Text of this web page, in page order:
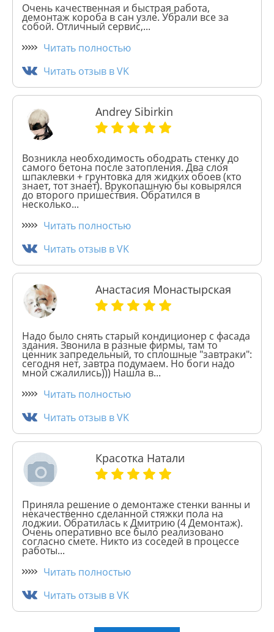
Очень качественная и быстрая работа,
демонтаж короба в сан узле. Убрали все за
собой. Отличный сервис,...
Читать полностью
Читать отзыв в VK
Andrey Sibirkin
Возникла необходимость ободрать стенку до
самого бетона после затопления. Два слоя
шпаклевки + грунтовка для жидких обоев (кто
знает, тот знает). Врукопашную бы ковырялся
до второго пришествия. Обратился в
несколько...
Читать полностью
Читать отзыв в VK
Анастасия Монастырская
Надо было снять старый кондиционер с фасада
здания. Звонила в разные фирмы, там то
ценник запредельный, то сплошные "завтраки":
сегодня нет, завтра подумаем. Но боги надо
мной сжалились))) Нашла в...
Читать полностью
Читать отзыв в VK
Красотка Натали
Приняла решение о демонтаже стенки ванны и
некачественно сделанной стяжки пола на
лоджии. Обратилась к Дмитрию (4 Демонтаж).
Очень оперативно все было реализовано
согласно смете. Никто из соседей в процессе
работы...
Читать полностью
Читать отзыв в VK